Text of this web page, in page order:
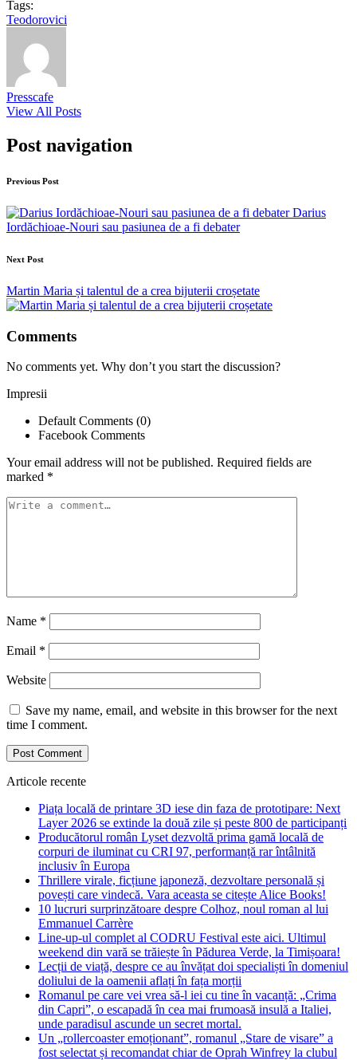
Tags:
Teodorovici
Presscafe
View All Posts
Post navigation
Previous Post
Darius
Iordăchioae-Nouri sau pasiunea de a fi debater
Next Post
Martin Maria și talentul de a crea bijuterii croșetate
Comments
No comments yet. Why don’t you start the discussion?
Impresii
Default Comments (0)
Facebook Comments
Your email address will not be published. Required fields are
marked *
Name *
Email *
Website
Save my name, email, and website in this browser for the next
time I comment.
Articole recente
Piața locală de printare 3D iese din faza de prototipare: Next
Layer 2026 se extinde la două zile și peste 800 de participanți
Producătorul român Lyset dezvoltă prima gamă locală de
corpuri de iluminat cu CRI 97, performanță rar întâlnită
inclusiv în Europa
Thrillere virale, ficțiune japoneză, dezvoltare personală și
povești care vindecă. Vara aceasta se citește Alice Books!
10 lucruri surprinzătoare despre Colhoz, noul roman al lui
Emmanuel Carrère
Line-up-ul complet al CODRU Festival este aici. Ultimul
weekend din vară se trăiește în Pădurea Verde, la Timișoara!
Lecții de viață, despre ce au învățat doi specialiști în domeniul
doliului de la oamenii aflați în fața morții
Romanul pe care vei vrea să-l iei cu tine în vacanță: „Crima
din Capri”, o escapadă în cea mai frumoasă insulă a Italiei,
unde paradisul ascunde un secret mortal.
Un „rollercoaster emoționant”, romanul „Stare de visare” a
fost selectat și recomandat chiar de Oprah Winfrey la clubul